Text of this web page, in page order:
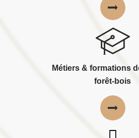
Métiers & formations
forêt-bois